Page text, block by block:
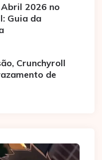
2026 no
Guia da
Crunchyroll
de